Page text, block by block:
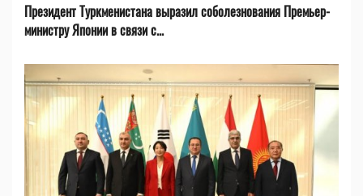
Президент Туркменистана выразил соболезнования Премьер-
министру Японии в связи с...